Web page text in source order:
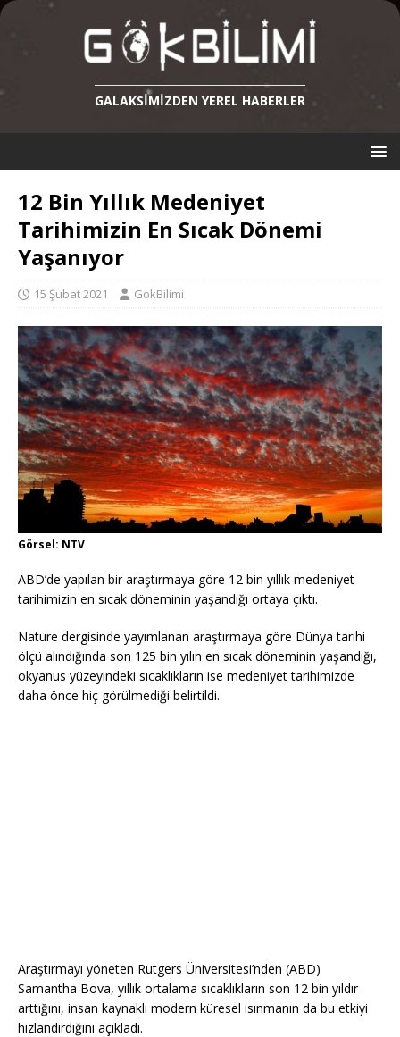
GALAKSIMIZDEN YEREL HABERLER
12 Bin Yıllık Medeniyet
Tarihimizin En Sıcak Dönemi
Yaşanıyor
15 Şubat 2021 GokBilimi
Görsel: NTV
ABD’de yapılan bir araştırmaya göre 12 bin yıllık medeniyet
tarihimizin en sıcak döneminin yaşandığı ortaya çıktı.
Nature dergisinde yayımlanan araştırmaya göre Dünya tarihi
ölçü alındığında son 125 bin yılın en sıcak döneminin yaşandığı,
okyanus yüzeyindeki sıcaklıkların ise medeniyet tarihimizde
daha önce hiç görülmediği belirtildi.
Araştırmayı yöneten Rutgers Üniversitesi’nden (ABD)
Samantha Bova, yıllık ortalama sıcaklıkların son 12 bin yıldır
arttığını, insan kaynaklı modern küresel ısınmanın da bu etkiyi
hızlandırdığını açıkladı.